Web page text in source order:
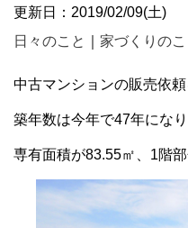
更新日：2019/02/09(土)
日々のこと
家づくりのこ
中古マンションの販売依頼
築年数は今年で47年にな
専有面積が83.55㎡、1階